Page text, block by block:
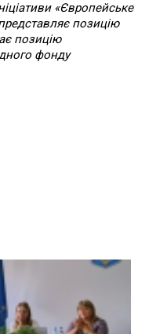
«Європейське
позицію
позицію
фонду